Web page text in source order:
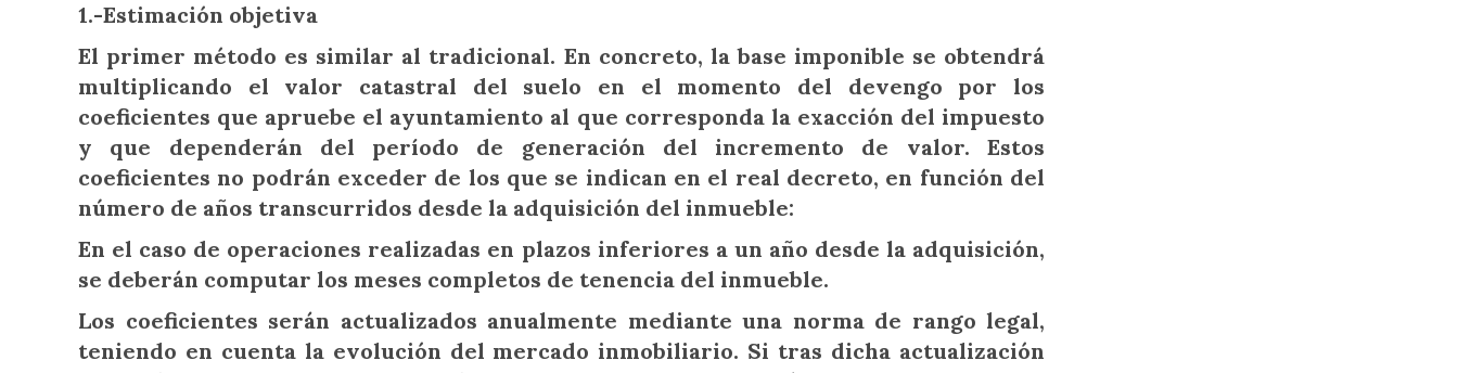
1.-Estimación objetiva
El primer método es similar al tradicional. En concreto, la base imponible se obtendrá
multiplicando el valor catastral del suelo en el momento del devengo por los
coeficientes que apruebe el ayuntamiento al que corresponda la exacción del impuesto
y que dependerán del período de generación del incremento de valor. Estos
coeficientes no podrán exceder de los que se indican en el real decreto, en función del
número de años transcurridos desde la adquisición del inmueble:
En el caso de operaciones realizadas en plazos inferiores a un año desde la adquisición,
se deberán computar los meses completos de tenencia del inmueble.
Los coeficientes serán actualizados anualmente mediante una norma de rango legal,
teniendo en cuenta la evolución del mercado inmobiliario. Si tras dicha actualización